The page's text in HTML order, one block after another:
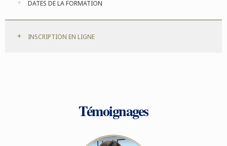
DATES DE LA FORMATION
INSCRIPTION EN LIGNE
Témoignages